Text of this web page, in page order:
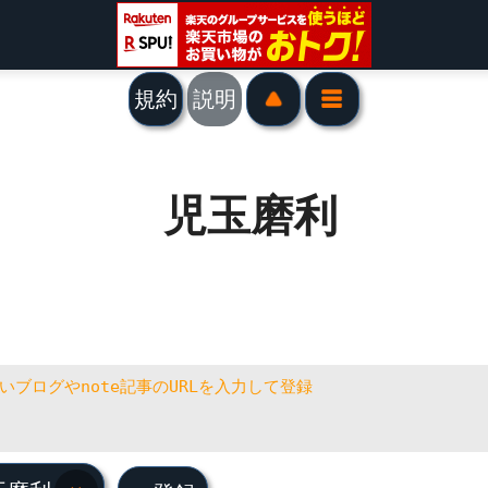
規約 説明
児玉磨利